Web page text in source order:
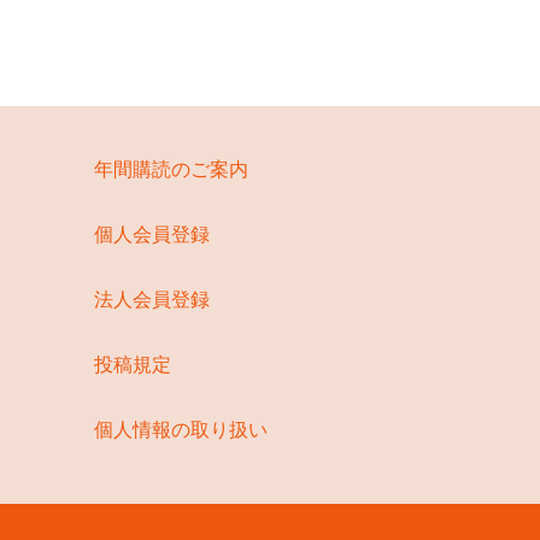
年間購読のご案内
個人会員登録
法人会員登録
投稿規定
個人情報の取り扱い